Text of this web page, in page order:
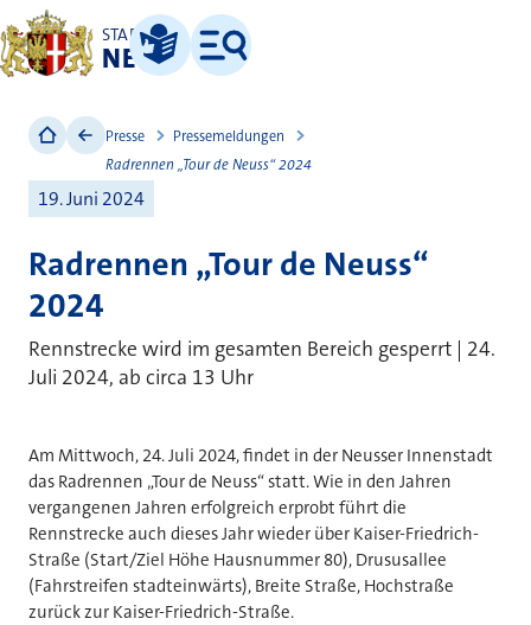
STADT
NEUSS
Leichte Sprache
Menü
Presse
Pressemeldungen
Radrennen „Tour de Neuss“ 2024
19. Juni 2024
Radrennen „Tour de Neuss“
2024
Rennstrecke wird im gesamten Bereich gesperrt | 24.
Juli 2024, ab circa 13 Uhr
Am Mittwoch, 24. Juli 2024, findet in der Neusser Innenstadt
das Radrennen „Tour de Neuss“ statt. Wie in den Jahren
vergangenen Jahren erfolgreich erprobt führt die
Rennstrecke auch dieses Jahr wieder über Kaiser-Friedrich-
Straße (Start/Ziel Höhe Hausnummer 80), Drususallee
(Fahrstreifen stadteinwärts), Breite Straße, Hochstraße
zurück zur Kaiser-Friedrich-Straße.